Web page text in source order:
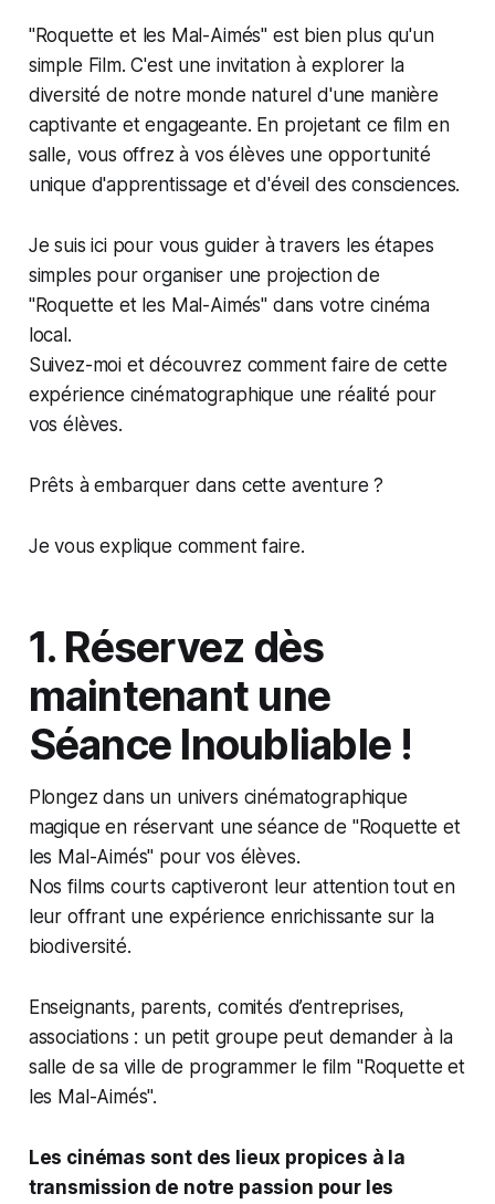
"Roquette et les Mal-Aimés" est bien plus qu'un
simple Film. C'est une invitation à explorer la
diversité de notre monde naturel d'une manière
captivante et engageante. En projetant ce film en
salle, vous offrez à vos élèves une opportunité
unique d'apprentissage et d'éveil des consciences.
Je suis ici pour vous guider à travers les étapes
simples pour organiser une projection de
"Roquette et les Mal-Aimés" dans votre cinéma
local.
Suivez-moi et découvrez comment faire de cette
expérience cinématographique une réalité pour
vos élèves.
Prêts à embarquer dans cette aventure ?
Je vous explique comment faire.
1. Réservez dès
maintenant une
Séance Inoubliable !
Plongez dans un univers cinématographique
magique en réservant une séance de "Roquette et
les Mal-Aimés" pour vos élèves.
Nos films courts captiveront leur attention tout en
leur offrant une expérience enrichissante sur la
biodiversité.
Enseignants, parents, comités d’entreprises,
associations : un petit groupe peut demander à la
salle de sa ville de programmer le film "Roquette et
les Mal-Aimés".
Les cinémas sont des lieux propices à la
transmission de notre passion pour les